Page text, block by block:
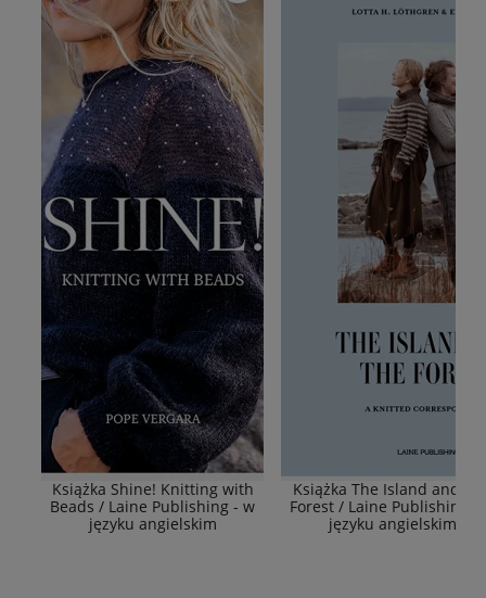
Książka Shine! Knitting with
Beads / Laine Publishing - w
języku angielskim
Książka The Island and
Forest / Laine Publishing -
języku angielskim